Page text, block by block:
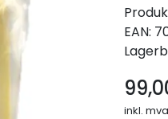
EAN:
inkl.